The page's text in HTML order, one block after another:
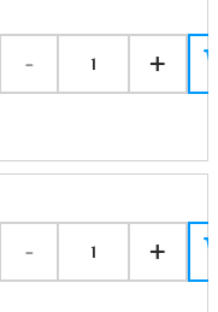
- 1 +
- 1 +